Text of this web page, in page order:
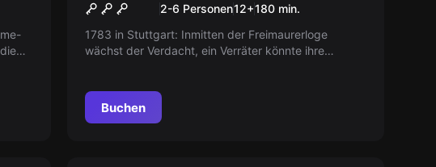
Neu
der Loge
2-6 Personen12+180 min.
1783 in Stuttgart: Inmitten der Freimaurerloge
wächst der Verdacht, ein Verräter könnte ihre
Jetzt ist der Moment gekommen, die Identität
herauszufinden, bevor es zu spät ist.
Buchen